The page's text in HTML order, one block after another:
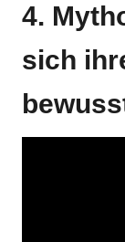
4.
sich